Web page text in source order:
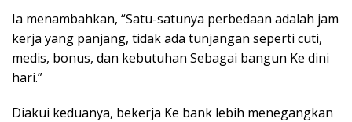
Ia menambahkan, “Satu-satunya perbedaan adalah jam
kerja yang panjang, tidak ada tunjangan seperti cuti,
medis, bonus, dan kebutuhan Sebagai bangun Ke dini
hari.”
Diakui keduanya, bekerja Ke bank lebih menegangkan